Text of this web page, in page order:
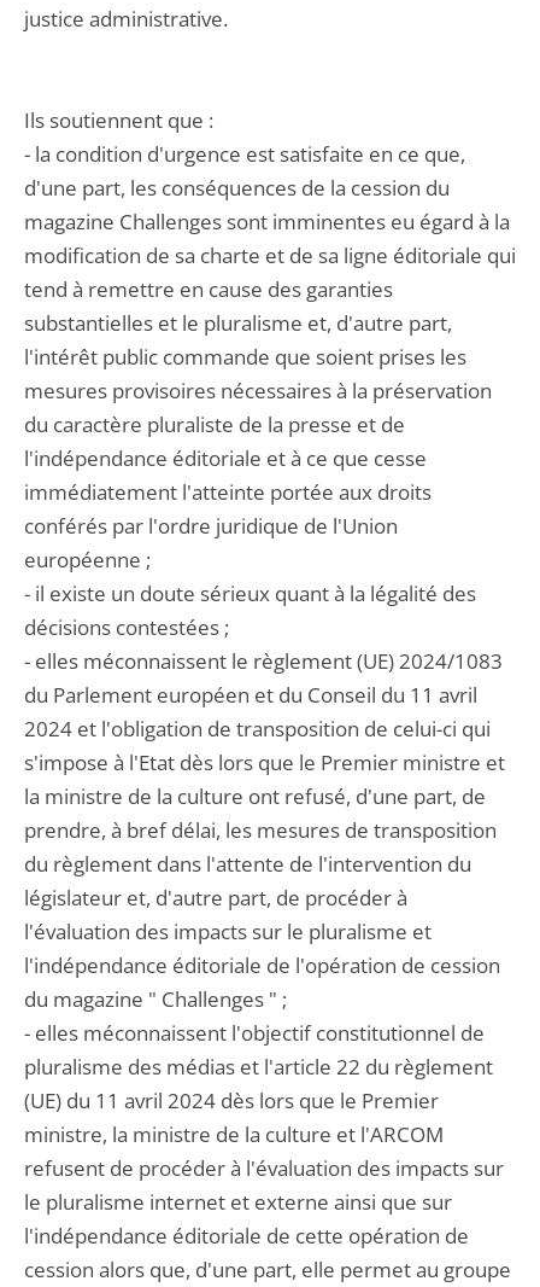
justice administrative.
Ils soutiennent que :
- la condition d'urgence est satisfaite en ce que,
d'une part, les conséquences de la cession du
magazine Challenges sont imminentes eu égard à la
modification de sa charte et de sa ligne éditoriale qui
tend à remettre en cause des garanties
substantielles et le pluralisme et, d'autre part,
l'intérêt public commande que soient prises les
mesures provisoires nécessaires à la préservation
du caractère pluraliste de la presse et de
l'indépendance éditoriale et à ce que cesse
immédiatement l'atteinte portée aux droits
conférés par l'ordre juridique de l'Union
européenne ;
- il existe un doute sérieux quant à la légalité des
décisions contestées ;
- elles méconnaissent le règlement (UE) 2024/1083
du Parlement européen et du Conseil du 11 avril
2024 et l'obligation de transposition de celui-ci qui
s'impose à l'Etat dès lors que le Premier ministre et
la ministre de la culture ont refusé, d'une part, de
prendre, à bref délai, les mesures de transposition
du règlement dans l'attente de l'intervention du
législateur et, d'autre part, de procéder à
l'évaluation des impacts sur le pluralisme et
l'indépendance éditoriale de l'opération de cession
du magazine " Challenges " ;
- elles méconnaissent l'objectif constitutionnel de
pluralisme des médias et l'article 22 du règlement
(UE) du 11 avril 2024 dès lors que le Premier
ministre, la ministre de la culture et l'ARCOM
refusent de procéder à l'évaluation des impacts sur
le pluralisme internet et externe ainsi que sur
l'indépendance éditoriale de cette opération de
cession alors que, d'une part, elle permet au groupe